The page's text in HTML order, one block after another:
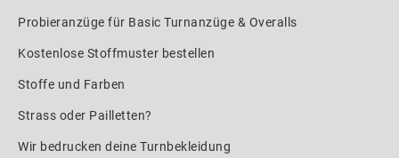
Probieranzüge für Basic Turnanzüge & Overalls
Kostenlose Stoffmuster bestellen
Stoffe und Farben
Strass oder Pailletten?
Wir bedrucken deine Turnbekleidung